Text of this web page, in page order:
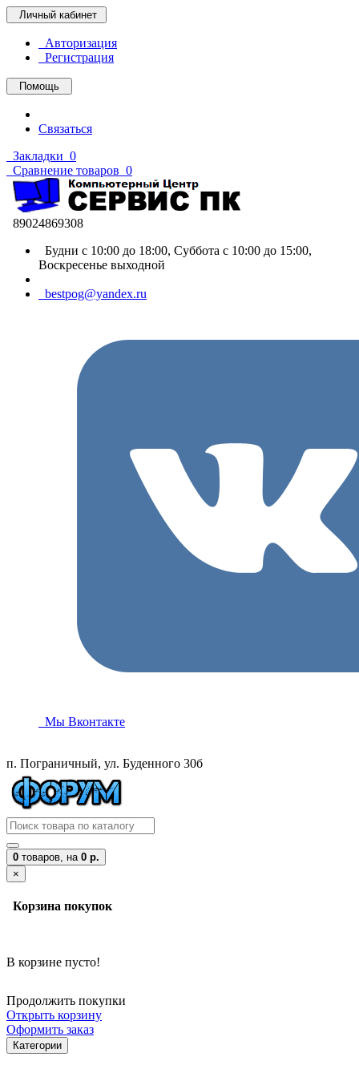
Личный кабинет
Авторизация
Регистрация
Помощь
Связаться
Закладки 0
Сравнение товаров 0
89024869308
Будни с 10:00 до 18:00, Суббота с 10:00 до 15:00,
Воскресенье выходной
bestpog@yandex.ru
Мы Вконтакте
п. Пограничный, ул. Буденного 30б
0 товаров, на 0 р.
×
Корзина покупок
В корзине пусто!
Продолжить покупки
Открыть корзину
Оформить заказ
Категории